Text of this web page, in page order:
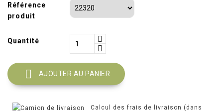
Référence
produit
Quantité
 AJOUTER AU PANIER
Calcul des frais de livraison (dans